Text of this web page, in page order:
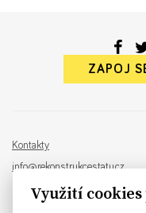
ZAPOJ
Kontakty
info@rekonstrukcestatu.cz
Návrh a vývoj: Sinfin , ilustrace:
Využití